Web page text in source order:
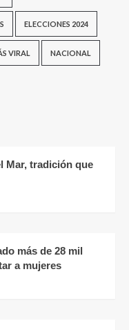
ELECCIONES 2024
VIRAL NACIONAL
Mar, tradición que
más de 28 mil
a mujeres